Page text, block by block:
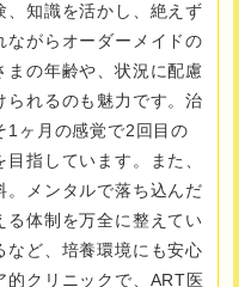
、知識を活かし、絶えず
ながらオーダーメイドの
の年齢や、状況に配慮
られるのも魅力です。治
1ヶ月の感覚で2回目の
指しています。また、
。メンタルで落ち込んだ
る体制を万全に整えてい
など、培養環境にも安心
的クリニックで、ART医